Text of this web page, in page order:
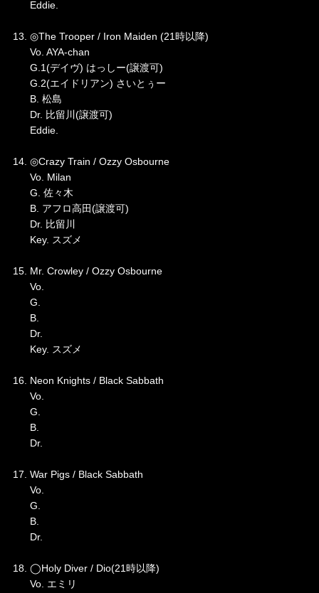
Eddie.
13. ◎The Trooper / Iron Maiden (21時以降)
Vo. AYA-chan
G.1(デイヴ) はっしー(譲渡可)
G.2(エイドリアン) さいとぅー
B. 松島
Dr. 比留川(譲渡可)
Eddie.
14. ◎Crazy Train / Ozzy Osbourne
Vo. Milan
G. 佐々木
B. アフロ高田(譲渡可)
Dr. 比留川
Key. スズメ
15. Mr. Crowley / Ozzy Osbourne
Vo.
G.
B.
Dr.
Key. スズメ
16. Neon Knights / Black Sabbath
Vo.
G.
B.
Dr.
17. War Pigs / Black Sabbath
Vo.
G.
B.
Dr.
18. ◯Holy Diver / Dio(21時以降)
Vo. エミリ